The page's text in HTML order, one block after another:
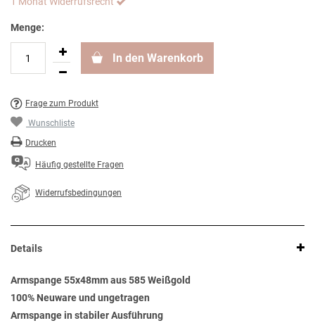
Menge:
In den Warenkorb
Frage zum Produkt
Wunschliste
Drucken
Häufig gestellte Fragen
Widerrufsbedingungen
Details
Armspange 55x48mm aus 585 Weißgold
100% Neuware und ungetragen
Armspange in stabiler Ausführung